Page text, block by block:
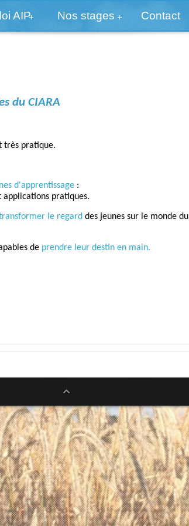
AIP Nos stages Contact
du CIARA
très pratique.
d'apprentissage :
pratiques.
le regard des jeunes sur le monde du
de prendre leur destin en main.